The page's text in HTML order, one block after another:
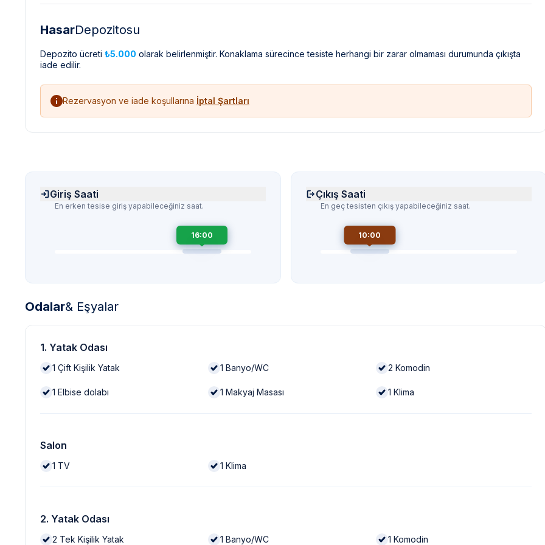
HasarDepozitosu
Depozito ücreti ₺5.000 olarak belirlenmiştir. Konaklama sürecince tesiste herhangi bir zarar olmaması durumunda çıkışta
iade edilir.
Rezervasyon ve iade koşullarına İptal Şartları
Giriş Saati
En erken tesise giriş yapabileceğiniz saat.
16:00
Çıkış Saati
En geç tesisten çıkış yapabileceğiniz saat.
10:00
Odalar& Eşyalar
1. Yatak Odası
1 Çift Kişilik Yatak 1 Banyo/WC 2 Komodin
1 Elbise dolabı 1 Makyaj Masası 1 Klima
Salon
1 TV 1 Klima
2. Yatak Odası
2 Tek Kişilik Yatak 1 Banyo/WC 1 Komodin